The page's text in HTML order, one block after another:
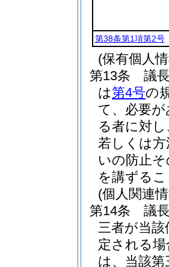
第38条第1項第2号
(保有個人
第13条
議
は第4号の
て、必要
る者に対
若しくは
いの防止
を講ずる
(個人関連
第14条
議
三者が当
定される
は、当該